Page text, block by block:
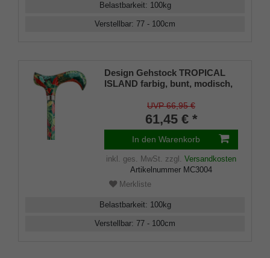
Belastbarkeit: 100kg
Verstellbar: 77 - 100cm
Design Gehstock TROPICAL
ISLAND farbig, bunt, modisch,
Leichtmetall, edler
Messingring, Damen und
Herren, inkl. Gummipuffer.
UVP 66,95 €
61,45 € *
In den Warenkorb
inkl. ges. MwSt. zzgl. Versandkosten
Artikelnummer MC3004
Merkliste
Belastbarkeit: 100kg
Verstellbar: 77 - 100cm